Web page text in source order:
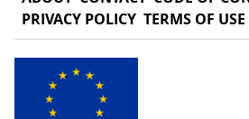
PRIVACY POLICY TERMS OF USE